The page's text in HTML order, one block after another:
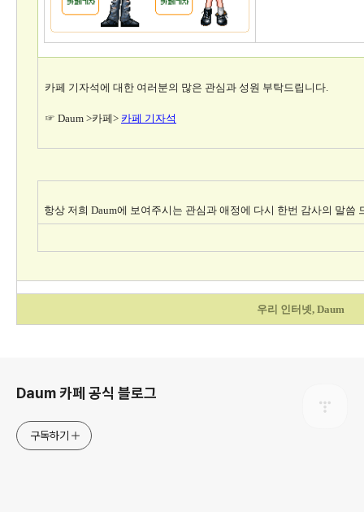
카페 기자석에 대한 여러분의 많은 관심과 성원 부탁드립니다.
☞ Daum >카페> 카페 기자석
항상 저희 Daum에 보여주시는 관심과 애정에 다시 한번 감사의 말씀
우리 인터넷, Daum
Daum 카페 공식 블로그
구독하기